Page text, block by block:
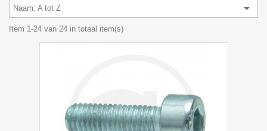
Naam: A tot Z 
Item 1-24 van 24 in totaal item(s)